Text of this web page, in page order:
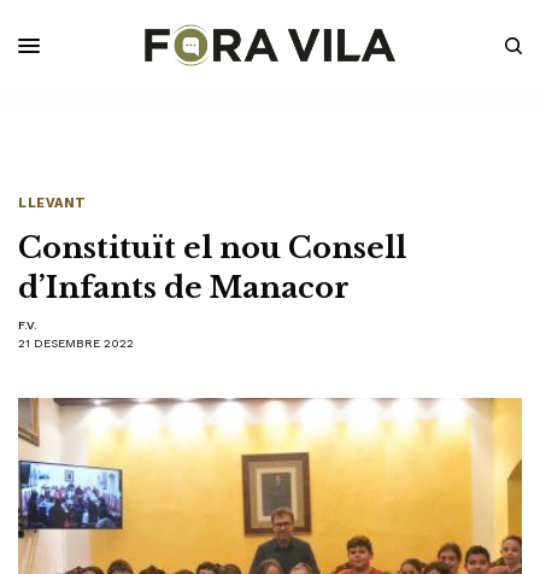
LLEVANT
Constituït el nou Consell
d’Infants de Manacor
F.V.
21 DESEMBRE 2022